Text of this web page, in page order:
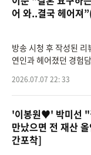
어 와..결국 헤어져
방송 시청 후 작성된
연인과 헤어졌던 경험
난다는
2026.07.07 22: 33
'이봉원♥' 박미선 "
만났으면 전 재산
간포착]